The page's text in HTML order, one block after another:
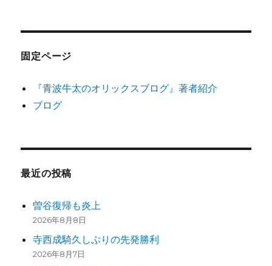
の
ペ
ー
固定ページ
『青波牛太のオリックスブログ』著者紹介
ブログ
最近の投稿
曽谷復帰も炎上
2026年8月8日
寺西成騎久しぶりの先発勝利
2026年8月7日